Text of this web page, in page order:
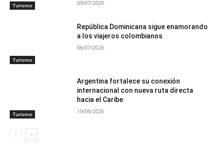
Turismo 09/07/2026
Turismo
República Dominicana sigue enamorando
a los viajeros colombianos
06/07/2026
Turismo
Argentina fortalece su conexión
internacional con nueva ruta directa
hacia el Caribe
19/06/2026